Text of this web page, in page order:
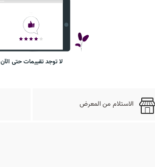
لا توجد تقييمات حتى الآن
الاستلام من المعرض